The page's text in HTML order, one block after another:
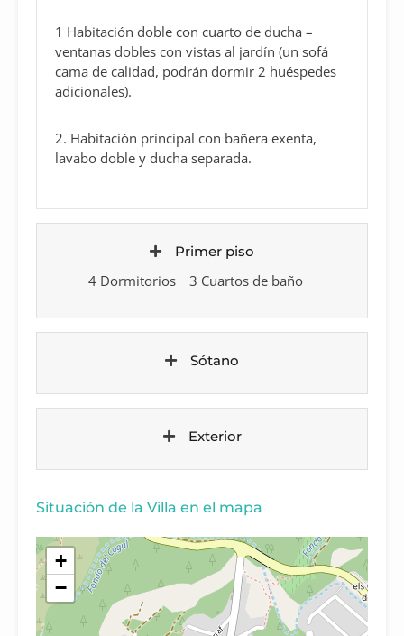
1 Habitación doble con cuarto de ducha –
ventanas dobles con vistas al jardín (un sofá
cama de calidad, podrán dormir 2 huéspedes
adicionales).
2. Habitación principal con bañera exenta,
lavabo doble y ducha separada.
Primer piso
4 Dormitorios 3 Cuartos de baño
Sótano
Exterior
Situación de la Villa en el mapa
+
−